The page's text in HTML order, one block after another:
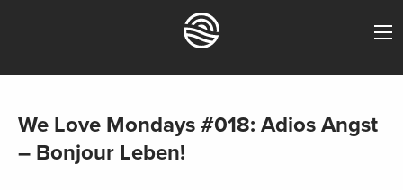
We Love Mondays #018: Adios Angst
– Bonjour Leben!